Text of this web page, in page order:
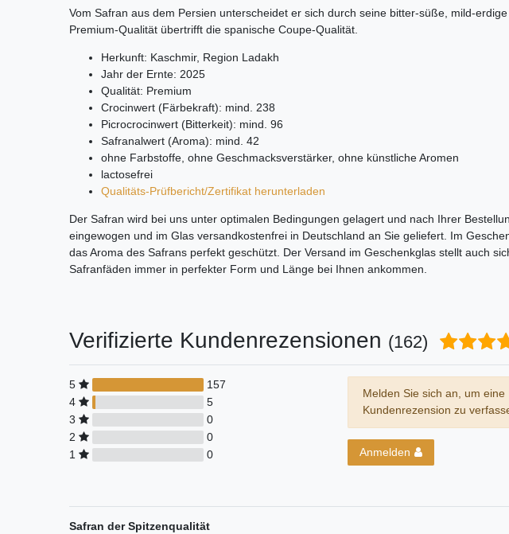
Vom Safran aus dem Persien unterscheidet er sich durch seine bitter-süße, mild-
Premium-Qualität übertrifft die spanische Coupe-Qualität.
Herkunft: Kaschmir, Region Ladakh
Jahr der Ernte: 2025
Qualität: Premium
Crocinwert (Färbekraft): mind. 238
Picrocrocinwert (Bitterkeit): mind. 96
Safranalwert (Aroma): mind. 42
ohne Farbstoffe, ohne Geschmacksverstärker, ohne künstliche Aromen
lactosefrei
Qualitäts-Prüfbericht/Zertifikat herunterladen
Der Safran wird bei uns unter optimalen Bedingungen gelagert und nach Ihrer
eingewogen und im Glas versandkostenfrei in Deutschland an Sie geliefert. Im
das Aroma des Safrans perfekt geschützt. Der Versand im Geschenkglas stellt auch
Safranfäden immer in perfekter Form und Länge bei Ihnen ankommen.
Verifizierte Kundenrezensionen (162)
5
157
4
5
3
0
2
0
1
0
Melden Sie sich an, um eine
Kundenrezension zu
Anmelden
Safran der Spitzenqualität